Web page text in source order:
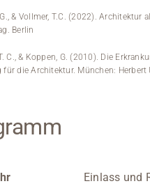
& Vollmer, T.C. (2022). Architektur
Berlin
C., & Koppen, G. (2010). Die
für die Architektur. München: Herbert
Einlass und